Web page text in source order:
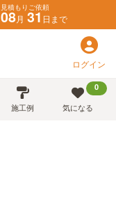
見積もりご依頼
08月 31日まで
ログイン
施工例
0
気になる